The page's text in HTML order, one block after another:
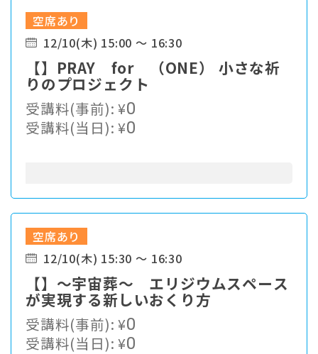
空席あり
12/10(木) 15:00 ～ 16:30
【】PRAY for （ONE） 小さな祈
りのプロジェクト
受講料(事前):¥0
受講料(当日):¥0
空席あり
12/10(木) 15:30 ～ 16:30
【】～宇宙葬～ エリジウムスペース
が実現する新しいおくり方
受講料(事前):¥0
受講料(当日):¥0